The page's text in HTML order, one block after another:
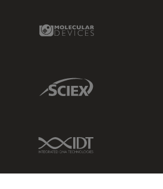
Molecular Devices Link
Sciex Link
IDT Link